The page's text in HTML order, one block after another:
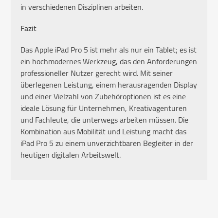
in verschiedenen Disziplinen arbeiten.
Fazit
Das Apple iPad Pro 5 ist mehr als nur ein Tablet; es ist
ein hochmodernes Werkzeug, das den Anforderungen
professioneller Nutzer gerecht wird. Mit seiner
überlegenen Leistung, einem herausragenden Display
und einer Vielzahl von Zubehöroptionen ist es eine
ideale Lösung für Unternehmen, Kreativagenturen
und Fachleute, die unterwegs arbeiten müssen. Die
Kombination aus Mobilität und Leistung macht das
iPad Pro 5 zu einem unverzichtbaren Begleiter in der
heutigen digitalen Arbeitswelt.